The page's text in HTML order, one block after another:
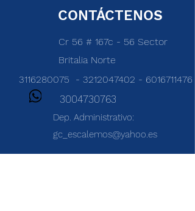
CONTÁCTENOS
Cr 56 # 167c - 56 Sector
Britalia Norte
3116280075 - 3212047402 - 6016711476
3004730763
Dep. Administrativo:
gc_escalemos@yahoo.es